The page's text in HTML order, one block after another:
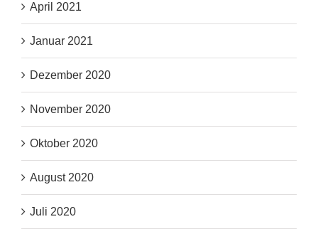
April 2021
Januar 2021
Dezember 2020
November 2020
Oktober 2020
August 2020
Juli 2020